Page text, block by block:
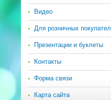
Видео
Для розничных
Презентации и буклеты
Контакты
Форма связи
Карта сайта